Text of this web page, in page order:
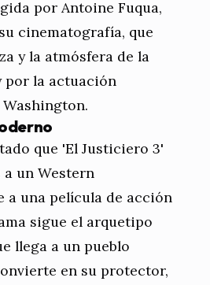
por Antoine Fuqua,
cinematografía, que
y la atmósfera de la
por la actuación
que 'El Justiciero 3'
a un Western
a una película de acción
sigue el arquetipo
llega a un pueblo
en su protector,